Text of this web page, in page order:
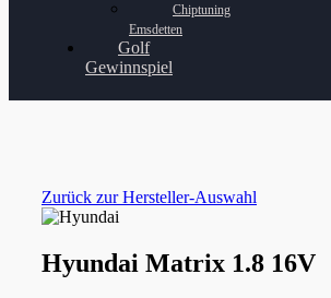
Chiptuning
Emsdetten
Golf
Gewinnspiel
Zurück zur Hersteller-Auswahl
Hyundai Matrix 1.8 16V